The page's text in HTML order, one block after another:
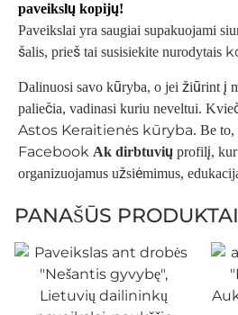
paveikslų kopijų!
Paveikslai yra saugiai supakuojami
šalis, prieš tai susisiekite nurodytais
Dalinuosi savo kūryba, o jei žiūrint į
paliečia, vadinasi kuriu neveltui.
Astos Keraitienės kūryba. Be
Facebook Ak dirbtuvių profilį, kur
organizuojamus užsiėmimus,
PANAŠŪS PRODUKTAI